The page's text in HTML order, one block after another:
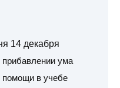
14 декабря
ума
в учебе